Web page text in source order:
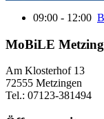
09:00 - 12:00
MoBiLE
Am Klosterhof 13
72555 Metzingen
Tel.: 07123-381494